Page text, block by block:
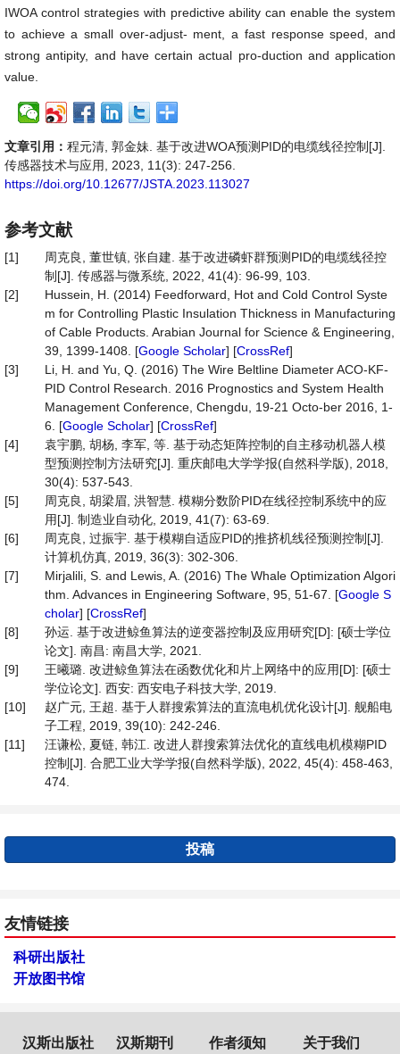
IWOA control strategies with predictive ability can enable the system
to achieve a small over-adjust- ment, a fast response speed, and
strong antipity, and have certain actual pro-duction and application
value.
文章引用： 程元清, 郭金妹. 基于改进WOA预测PID的电缆线径控制[J].
传感器技术与应用, 2023, 11(3): 247-256.
https://doi.org/10.12677/JSTA.2023.113027
参考文献
[1]
周克良, 董世镇, 张自建. 基于改进磷虾群预测PID的电缆线径控
制[J]. 传感器与微系统, 2022, 41(4): 96-99, 103.
[2]
Hussein, H. (2014) Feedforward, Hot and Cold Control Syste
m for Controlling Plastic Insulation Thickness in Manufacturing
of Cable Products. Arabian Journal for Science & Engineering,
39, 1399-1408. [Google Scholar] [CrossRef]
[3]
Li, H. and Yu, Q. (2016) The Wire Beltline Diameter ACO-KF-
PID Control Research. 2016 Prognostics and System Health
Management Conference, Chengdu, 19-21 Octo-ber 2016, 1-
6. [Google Scholar] [CrossRef]
[4]
袁宇鹏, 胡杨, 李军, 等. 基于动态矩阵控制的自主移动机器人模
型预测控制方法研究[J]. 重庆邮电大学学报(自然科学版), 2018,
30(4): 537-543.
[5]
周克良, 胡梁眉, 洪智慧. 模糊分数阶PID在线径控制系统中的应
用[J]. 制造业自动化, 2019, 41(7): 63-69.
[6]
周克良, 过振宇. 基于模糊自适应PID的推挤机线径预测控制[J].
计算机仿真, 2019, 36(3): 302-306.
[7]
Mirjalili, S. and Lewis, A. (2016) The Whale Optimization Algori
thm. Advances in Engineering Software, 95, 51-67. [Google S
cholar] [CrossRef]
[8]
孙运. 基于改进鲸鱼算法的逆变器控制及应用研究[D]: [硕士学位
论文]. 南昌: 南昌大学, 2021.
[9]
王曦璐. 改进鲸鱼算法在函数优化和片上网络中的应用[D]: [硕士
学位论文]. 西安: 西安电子科技大学, 2019.
[10]
赵广元, 王超. 基于人群搜索算法的直流电机优化设计[J]. 舰船电
子工程, 2019, 39(10): 242-246.
[11]
汪谦松, 夏链, 韩江. 改进人群搜索算法优化的直线电机模糊PID
控制[J]. 合肥工业大学学报(自然科学版), 2022, 45(4): 458-463,
474.
投稿
友情链接
科研出版社
开放图书馆
汉斯出版社 汉斯期刊 作者须知 关于我们